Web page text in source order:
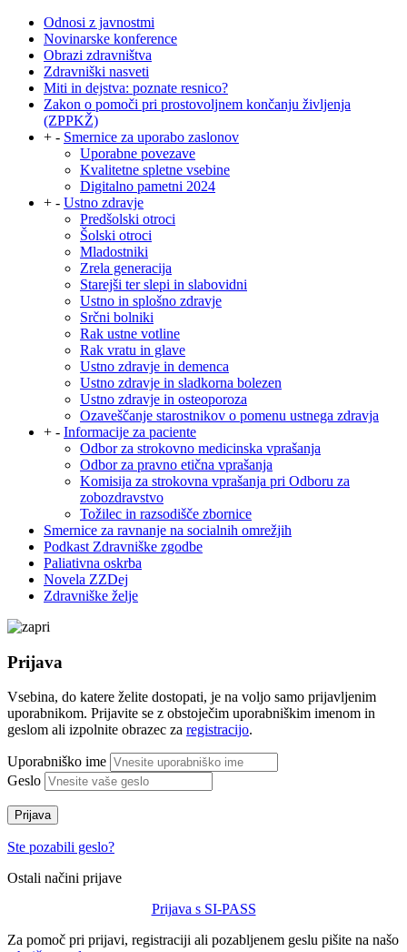
Odnosi z javnostmi
Novinarske konference
Obrazi zdravništva
Zdravniški nasveti
Miti in dejstva: poznate resnico?
Zakon o pomoči pri prostovoljnem končanju življenja
(ZPPKŽ)
+ - Smernice za uporabo zaslonov
Uporabne povezave
Kvalitetne spletne vsebine
Digitalno pametni 2024
+ - Ustno zdravje
Predšolski otroci
Šolski otroci
Mladostniki
Zrela generacija
Starejši ter slepi in slabovidni
Ustno in splošno zdravje
Srčni bolniki
Rak ustne votline
Rak vratu in glave
Ustno zdravje in demenca
Ustno zdravje in sladkorna bolezen
Ustno zdravje in osteoporoza
Ozaveščanje starostnikov o pomenu ustnega zdravja
+ - Informacije za paciente
Odbor za strokovno medicinska vprašanja
Odbor za pravno etična vprašanja
Komisija za strokovna vprašanja pri Odboru za
zobozdravstvo
Tožilec in razsodišče zbornice
Smernice za ravnanje na socialnih omrežjih
Podkast Zdravniške zgodbe
Paliativna oskrba
Novela ZZDej
Zdravniške želje
Prijava
Vsebina, do katere želite dostopati, je na voljo samo prijavljenim
uporabnikom. Prijavite se z obstoječim uporabniškim imenom in
geslom ali izpolnite obrazec za registracijo.
Uporabniško ime
Geslo
Prijava
Ste pozabili geslo?
Ostali načini prijave
Prijava s SI-PASS
Za pomoč pri prijavi, registraciji ali pozabljenem geslu pišite na našo